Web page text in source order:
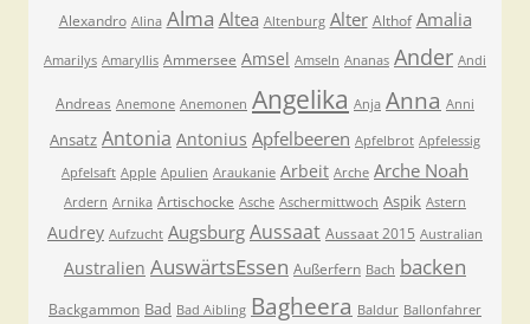
Alexandro Alina Alma Altea Altenburg Alter Althof Amalia
Amarilys Amaryllis Ammersee Amsel Amseln Ananas Ander Andi
Andreas Anemone Anemonen Angelika Anja Anna Anni
Ansatz Antonia Antonius Apfelbeeren Apfelbrot Apfelessig
Apfelsaft Apple Apulien Araukanie Arbeit Arche Arche Noah
Ardern Arnika Artischocke Asche Aschermittwoch Aspik Astern
Audrey Aufzucht Augsburg Aussaat Aussaat 2015 Australian
Australien AuswärtsEssen Außerfern Bach backen
Backgammon Bad Bad Aibling Bagheera Baldur Ballonfahrer